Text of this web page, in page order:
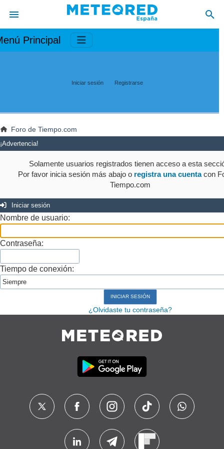
Principal
Iniciar sesión Registrarse
Foro de Tiempo.com
¡Advertencia!
Solamente usuarios registrados tienen acceso a esta
Por favor inicia sesión más abajo o registra una cuentacon
Tiempo.com
Iniciar sesión
Nombre de usuario:
Contraseña:
Tiempo de conexión:
¿Olvidaste tu contraseña?